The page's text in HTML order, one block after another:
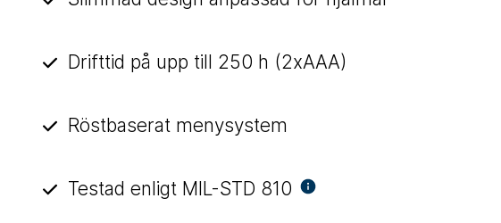
Drifttid på upp till 250 h (2xAAA)
Röstbaserat menysystem
Testad enligt MIL-STD 810